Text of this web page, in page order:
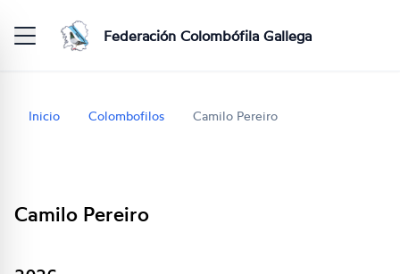
Federación Colombófila Gallega
Inicio Colombofilos Camilo Pereiro
Camilo Pereiro